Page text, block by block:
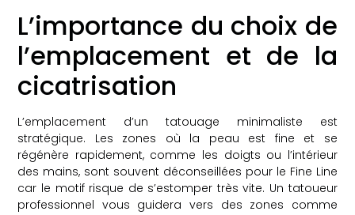
L’importance du choix de
l’emplacement et de la
cicatrisation
L’emplacement d’un tatouage minimaliste est
stratégique. Les zones où la peau est fine et se
régénère rapidement, comme les doigts ou l’intérieur
des mains, sont souvent déconseillées pour le Fine Line
car le motif risque de s’estomper très vite. Un tatoueur
professionnel vous guidera vers des zones comme